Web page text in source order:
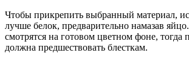
Чтобы прикрепить выбранный материал,
лучше белок, предварительно намазав
смотрятся на готовом цветном фоне, тогда
должна предшествовать блесткам.